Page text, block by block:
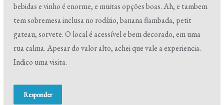
bebidas e vinho é enorme, e muitas opções boas. Ah, e tambem
tem sobremesa inclusa no rodízio, banana flambada, petit
gateau, sorvete. O local é acessível e bem decorado, em uma
rua calma. Apesar do valor alto, achei que vale a experiencia.
Indico uma visita.
Responder